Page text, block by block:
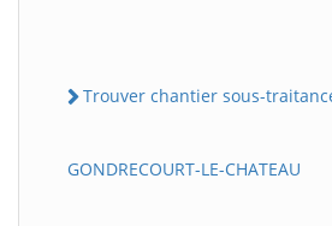
Trouver chantier sous-
GONDRECOURT-LE-CHATEAU